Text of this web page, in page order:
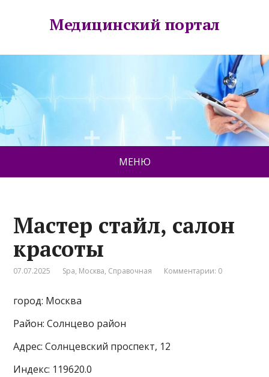
Медицинский портал
МЕНЮ
Мастер стайл, салон
красоты
07.07.2025 Spa, Москва, Справочная Комментарии: 0
город: Москва
Район: Солнцево район
Адрес: Солнцевский проспект, 12
Индекс: 119620.0